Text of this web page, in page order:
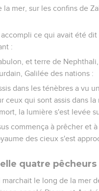
ayant quitté la nacelle et
et guérit
par toute la Galilée,
prêchant l'évangile du
sorte de maladies et
le peuple.
se répandit par toute la
qui se portaient mal, qui
et de divers tourments,
Jérusalem, et de Judée,